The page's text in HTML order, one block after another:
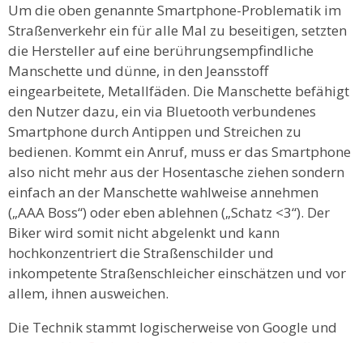
Um die oben genannte Smartphone-Problematik im
Straßenverkehr ein für alle Mal zu beseitigen, setzten
die Hersteller auf eine berührungsempfindliche
Manschette und dünne, in den Jeansstoff
eingearbeitete, Metallfäden. Die Manschette befähigt
den Nutzer dazu, ein via Bluetooth verbundenes
Smartphone durch Antippen und Streichen zu
bedienen. Kommt ein Anruf, muss er das Smartphone
also nicht mehr aus der Hosentasche ziehen sondern
einfach an der Manschette wahlweise annehmen
(„AAA Boss“) oder eben ablehnen („Schatz <3“). Der
Biker wird somit nicht abgelenkt und kann
hochkonzentriert die Straßenschilder und
inkompetente Straßenschleicher einschätzen und vor
allem, ihnen ausweichen.
Die Technik stammt logischerweise von Google und